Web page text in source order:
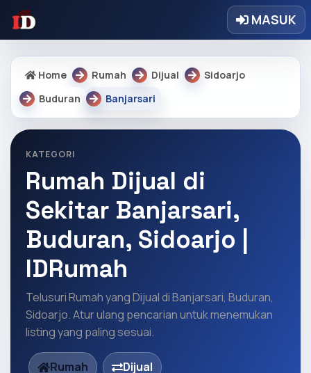
MASUK
Home Rumah Dijual
Sidoarjo
Buduran
Banjarsari
KATEGORI
Rumah Dijual di
Sekitar Banjarsari,
Buduran, Sidoarjo |
IDRumah
Telusuri Rumah yang Dijual di Banjarsari, Buduran,
Sidoarjo. Atur ulang pencarian untuk menemukan
listing yang paling sesuai.
Rumah
Dijual